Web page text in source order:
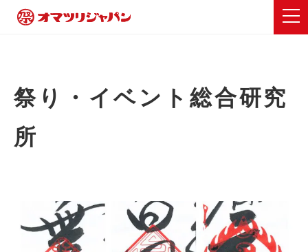
祭り・イベント総合研究
所